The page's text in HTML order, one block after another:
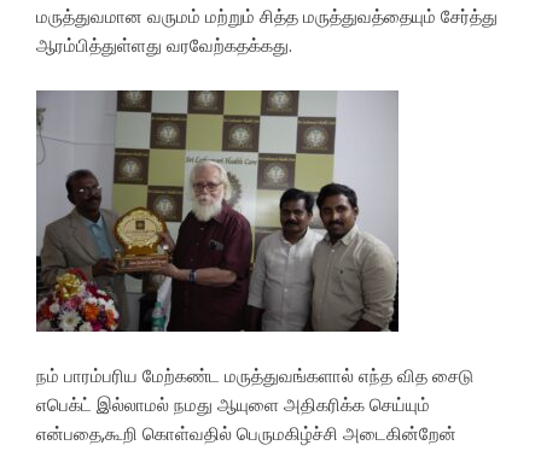
மருத்துவமான வருமம் மற்றும் சித்த மருத்துவத்தையும் சேர்த்து
ஆரம்பித்துள்ளது வரவேற்கதக்கது.
நம் பாரம்பரிய மேற்கண்ட மருத்துவங்களால் எந்த வித சைடு
எபெக்ட் இல்லாமல் நமது ஆயுளை அதிகரிக்க செய்யும்
என்பதை,கூறி கொள்வதில் பெருமகிழ்ச்சி அடைகின்றேன்